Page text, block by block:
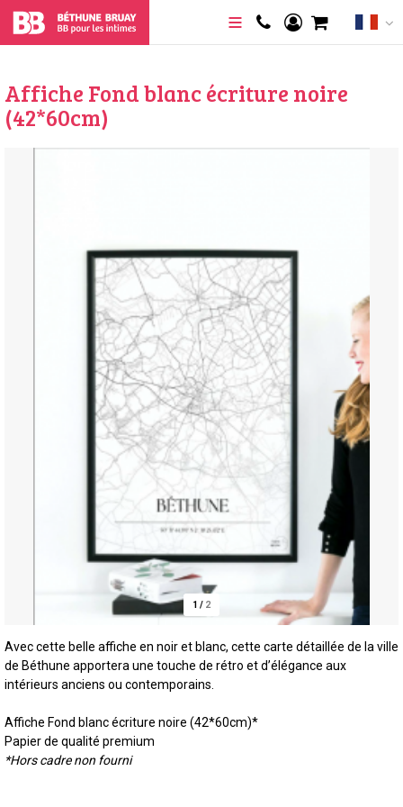
Affiche Fond blanc écriture noire
(42*60cm)
1 / 2
Avec cette belle affiche en noir et blanc, cette carte détaillée de la ville
de Béthune apportera une touche de rétro et d’élégance aux
intérieurs anciens ou contemporains.
Affiche Fond blanc écriture noire (42*60cm)*
Papier de qualité premium
*Hors cadre non fourni